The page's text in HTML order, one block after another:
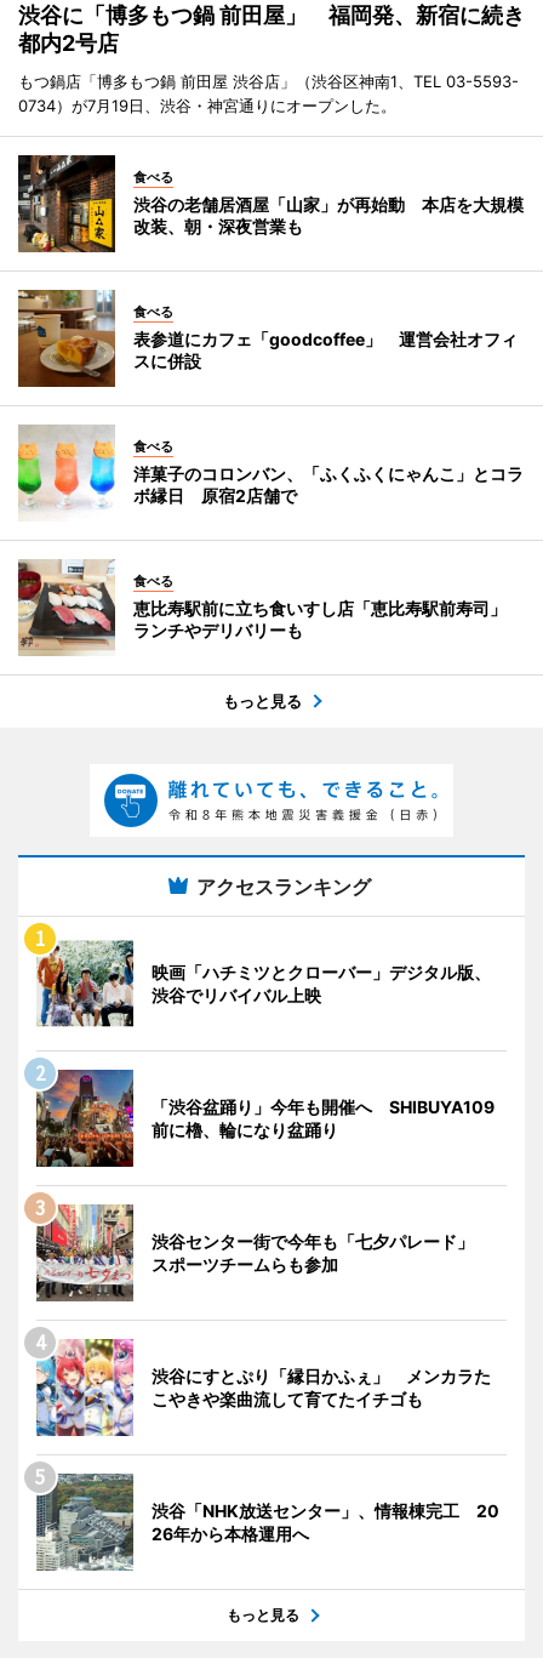
渋谷に「博多もつ鍋 前田屋」 福岡発、新宿に続き
都内2号店
もつ鍋店「博多もつ鍋 前田屋 渋谷店」（渋谷区神南1、TEL 03-5593-
0734）が7月19日、渋谷・神宮通りにオープンした。
食べる
渋谷の老舗居酒屋「山家」が再始動 本店を大規模
改装、朝・深夜営業も
食べる
表参道にカフェ「goodcoffee」 運営会社オフィ
スに併設
食べる
洋菓子のコロンバン、「ふくふくにゃんこ」とコラ
ボ縁日 原宿2店舗で
食べる
恵比寿駅前に立ち食いすし店「恵比寿駅前寿司」
ランチやデリバリーも
もっと見る
アクセスランキング
映画「ハチミツとクローバー」デジタル版、
渋谷でリバイバル上映
「渋谷盆踊り」今年も開催へ SHIBUYA109
前に櫓、輪になり盆踊り
渋谷センター街で今年も「七夕パレード」
スポーツチームらも参加
渋谷にすとぷり「縁日かふぇ」 メンカラた
こやきや楽曲流して育てたイチゴも
渋谷「NHK放送センター」、情報棟完工 20
26年から本格運用へ
もっと見る